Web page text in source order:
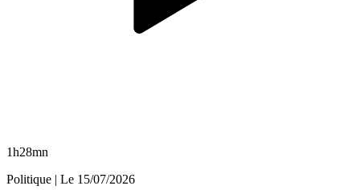
1h28mn
Politique | Le 15/07/2026